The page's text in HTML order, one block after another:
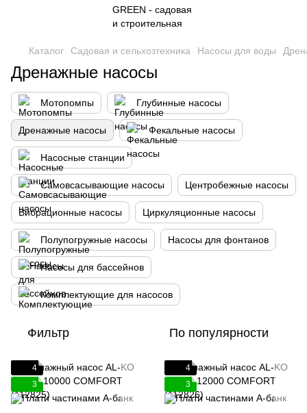
Каталог Садовая и сельхозтехника Насосы для воды
Дренажные насосы
Мотопомпы Глубинные насосы
Дренажные насосы Фекальные насосы
Насосные станции
Самовсасывающие насосы Центробежные насосы
Вибрационные насосы Циркуляционные насосы
Полупогружные насосы Насосы для фонтанов
Насосы для бассейнов
Комплектующие для насосов
Фильтр По популярности
4
3
4
3